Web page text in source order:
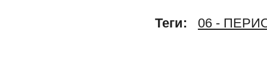
Теги: 06 -